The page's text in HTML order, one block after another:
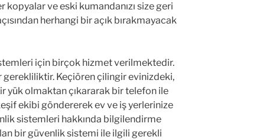
kopyalar ve eski kumandanızı size geri
herhangi bir açık bırakmayacak
için birçok hizmet verilmektedir.
gerekliliktir. Keçiören çilingir evinizdeki,
yük olmaktan çıkararak bir telefon ile
ekibi göndererek ev ve iş yerlerinize
sistemleri hakkında bilgilendirme
bir güvenlik sistemi ile ilgili gerekli